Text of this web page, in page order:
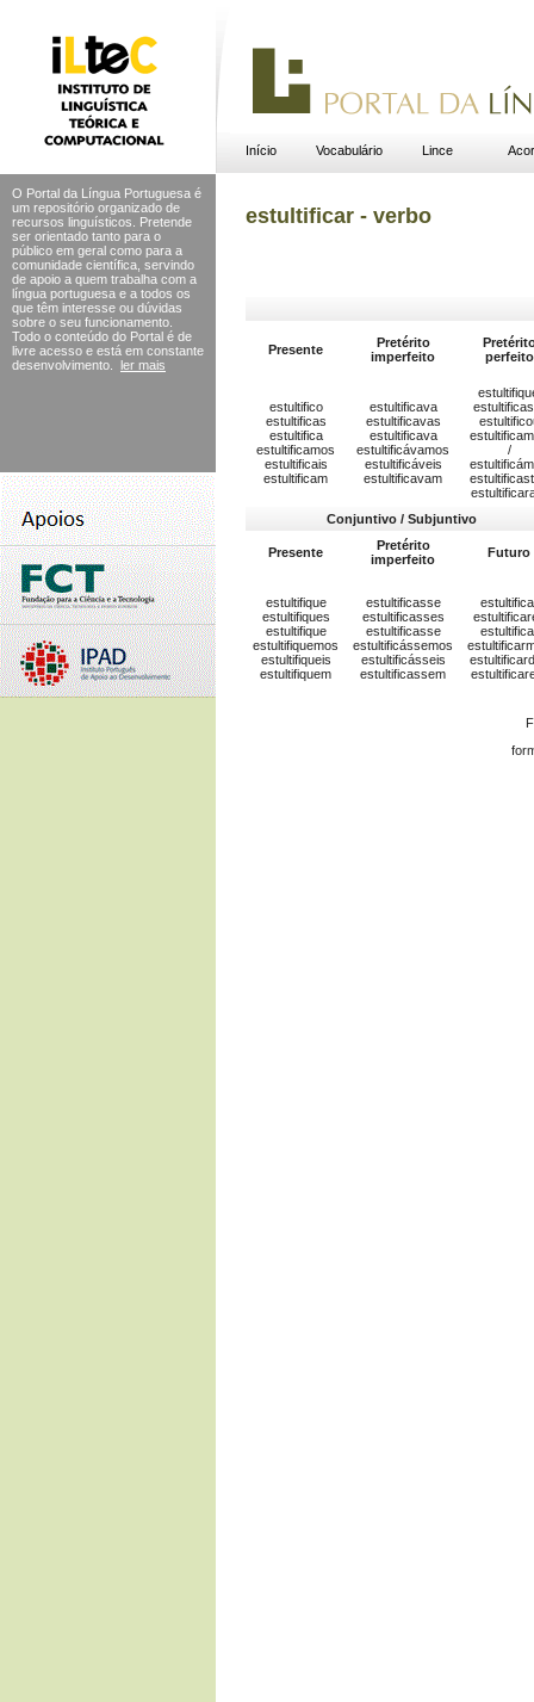
Início Vocabulário Lince
O Portal da Língua Portuguesa é
um repositório organizado de
recursos linguísticos. Pretende
ser orientado tanto para o
público em geral como para a
comunidade científica, servindo
de apoio a quem trabalha com a
língua portuguesa e a todos os
que têm interesse ou dúvidas
sobre o seu funcionamento.
Todo o conteúdo do Portal é de
livre acesso e está em constante
desenvolvimento.
ler mais
estultificar - verbo
Presente
Pretérito
imperfeito
perfeito
estultifico
estultificas
estultifica
estultificamos
estultificais
estultificam
estultificava
estultificavas
estultificava
estultificávamos
estultificáveis
estultificavam
/
Conjuntivo / Subjuntivo
Presente
Pretérito
imperfeito
Futuro
estultifique
estultifiques
estultifique
estultifiquemos
estultifiqueis
estultifiquem
estultificasse
estultificasses
estultificasse
estultificássemos
estultificásseis
estultificassem